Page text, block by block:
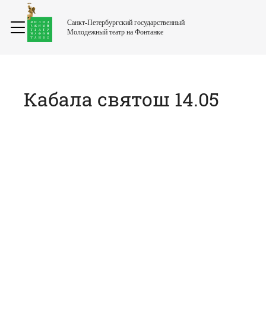
Санкт-Петербургский государственный
Молодежный театр на Фонтанке
Кабала святош 14.05